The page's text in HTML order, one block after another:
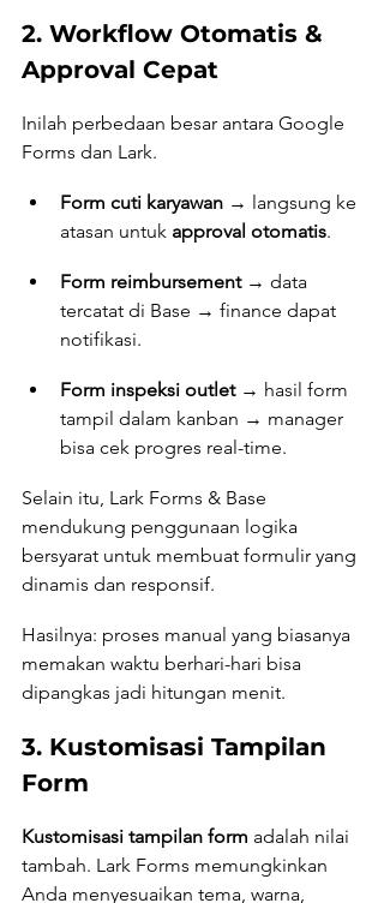
2. Workflow Otomatis &
Approval Cepat
Inilah perbedaan besar antara Google
Forms dan Lark.
Form cuti karyawan → langsung ke
atasan untuk approval otomatis.
Form reimbursement → data
tercatat di Base → finance dapat
notifikasi.
Form inspeksi outlet → hasil form
tampil dalam kanban → manager
bisa cek progres real-time.
Selain itu, Lark Forms & Base
mendukung penggunaan logika
bersyarat untuk membuat formulir yang
dinamis dan responsif.
Hasilnya: proses manual yang biasanya
memakan waktu berhari-hari bisa
dipangkas jadi hitungan menit.
3. Kustomisasi Tampilan
Form
Kustomisasi tampilan form adalah nilai
tambah. Lark Forms memungkinkan
Anda menyesuaikan tema, warna,